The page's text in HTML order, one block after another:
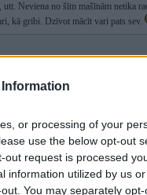
or processing of your
use the below opt-out
request is processed
information utilized by us
You may separately
utt. Neviena no šīm mašīnām netika
kā gribi. Dzīvot mācīt vari pats sev.
nu jau daudz kritinus
(naglu kaudzes tas ir)
jo man jau ir e32 3.5l ar nobeigtu
restauret, un paris stundu laika